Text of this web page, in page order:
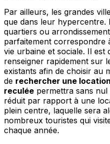
Par ailleurs, les grandes
que dans leur hypercentre.
quartiers ou
parfaitement correspondre
vie urbaine et sociale. Il est
renseigner rapidement sur
existants afin de choisir au
de rechercher une
reculée permettra sans
réduit par rapport à une
plein centre, laquelle sera
nombreux touristes qui
chaque année.